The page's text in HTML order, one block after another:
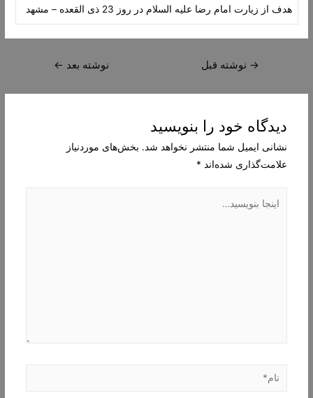
هدف از زیارت امام رضا علیه السلام در روز 23 ذی القعده – مشهد
راهبری
→ نوشته قبل نوشته بعد ←
دیدگاه‌ خود را بنویسید
نشانی ایمیل شما منتشر نخواهد شد. بخش‌های موردنیاز
علامت‌گذاری شده‌اند *
بنویسید…
نام*